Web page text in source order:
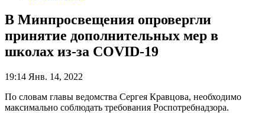
В Минпросвещения опровергли
принятие дополнительных мер в
школах из-за COVID-19
19:14 Янв. 14, 2022
По словам главы ведомства Сергея Кравцова, необходимо
максимально соблюдать требования Роспотребнадзора.